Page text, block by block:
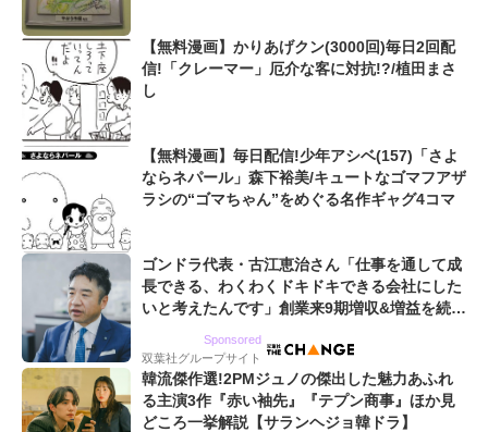
【無料漫画】かりあげクン(3000回)毎日2回配
信!「クレーマー」厄介な客に対抗!?/植田まさ
し
【無料漫画】毎日配信!少年アシベ(157)「さよ
ならネパール」森下裕美/キュートなゴマフアザ
ラシの“ゴマちゃん”をめぐる名作ギャグ4コマ
ゴンドラ代表・古江恵治さん「仕事を通して成
長できる、わくわくドキドキできる会社にした
いと考えたんです」創業来9期増収&増益を続け
Sponsored
双葉社グループサイト
韓流傑作選!2PMジュノの傑出した魅力あふれ
る主演3作『赤い袖先』『テプン商事』ほか見
どころ一挙解説【サランヘジョ韓ドラ】